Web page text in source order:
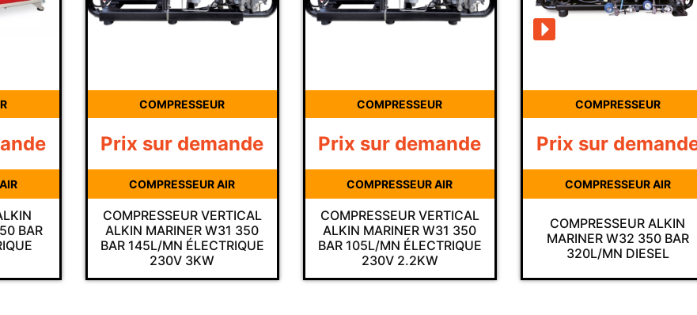
COMPRESSEUR
COMPRESSEUR VERTICAL
ALKIN MARINER W31 350
BAR 145L/MN ÉLECTRIQUE
230V 3KW
Prix sur demande
COMPRESSEUR AIR
COMPRESSEUR
COMPRESSEUR VERTICAL
ALKIN MARINER W31 350
BAR 105L/MN ÉLECTRIQUE
230V 2.2KW
Prix sur demande
COMPRESSEUR AIR
COMPRESSEUR
COMPRESSEUR ALKIN
MARINER W32 350 BAR
320L/MN DIESEL
Prix sur demande
COMPRESSEUR AIR